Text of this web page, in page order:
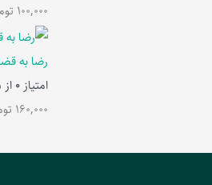
100,000
رضا به
امتیاز 0 از 5
160,000